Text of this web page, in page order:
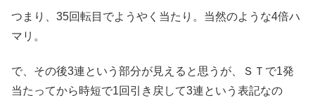
つまり、35回転目でようやく当たり。当然のような4倍ハ
マリ。
で、その後3連という部分が見えると思うが、ＳＴで1発
当たってから時短で1回引き戻して3連という表記なの